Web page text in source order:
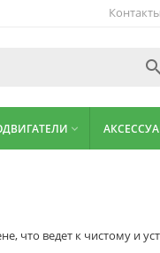
Контакты


что ведет к чистому и